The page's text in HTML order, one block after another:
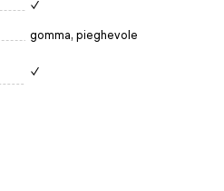
✓
gomma, pieghevole
✓